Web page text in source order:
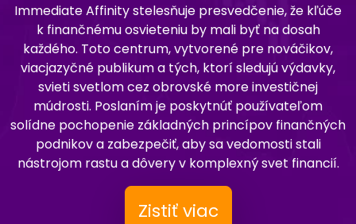
Immediate Affinity stelesňuje presvedčenie, že kľúče
k finančnému osvieteniu by mali byť na dosah
každého. Toto centrum, vytvorené pre nováčikov,
viacjazyčné publikum a tých, ktorí sledujú výdavky,
svieti svetlom cez obrovské more investičnej
múdrosti. Poslaním je poskytnúť používateľom
solídne pochopenie základných princípov finančných
podnikov a zabezpečiť, aby sa vedomosti stali
nástrojom rastu a dôvery v komplexný svet financií.
Zistiť viac